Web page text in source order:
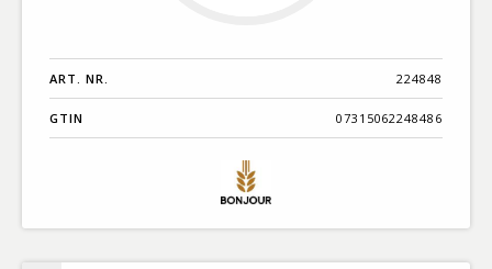
ART. NR. 224848
GTIN 07315062248486